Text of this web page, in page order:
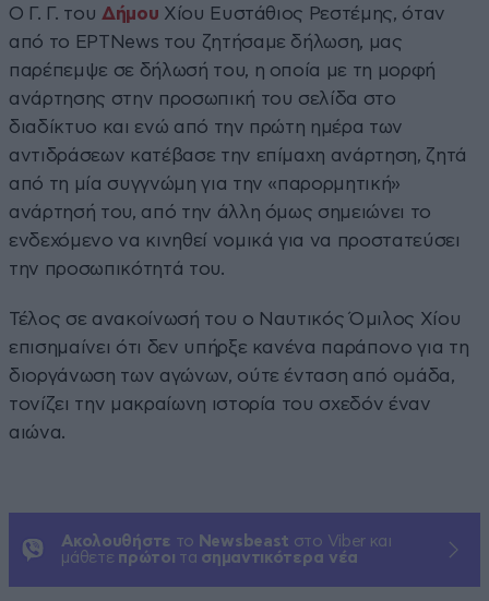
Ο Γ. Γ. του Δήμου Χίου Ευστάθιος Ρεστέμης, όταν
από το EΡΤNews του ζητήσαμε δήλωση, μας
παρέπεμψε σε δήλωσή του, η οποία με τη μορφή
ανάρτησης στην προσωπική του σελίδα στο
διαδίκτυο και ενώ από την πρώτη ημέρα των
αντιδράσεων κατέβασε την επίμαχη ανάρτηση, ζητά
από τη μία συγγνώμη για την «παρορμητική»
ανάρτησή του, από την άλλη όμως σημειώνει το
ενδεχόμενο να κινηθεί νομικά για να προστατεύσει
την προσωπικότητά του.
Τέλος σε ανακοίνωσή του ο Ναυτικός Όμιλος Χίου
επισημαίνει ότι δεν υπήρξε κανένα παράπονο για τη
διοργάνωση των αγώνων, ούτε ένταση από ομάδα,
τονίζει την μακραίωνη ιστορία του σχεδόν έναν
αιώνα.
Ακολουθήστε το Newsbeast στο Viber και
μάθετε πρώτοι τα σημαντικότερα νέα